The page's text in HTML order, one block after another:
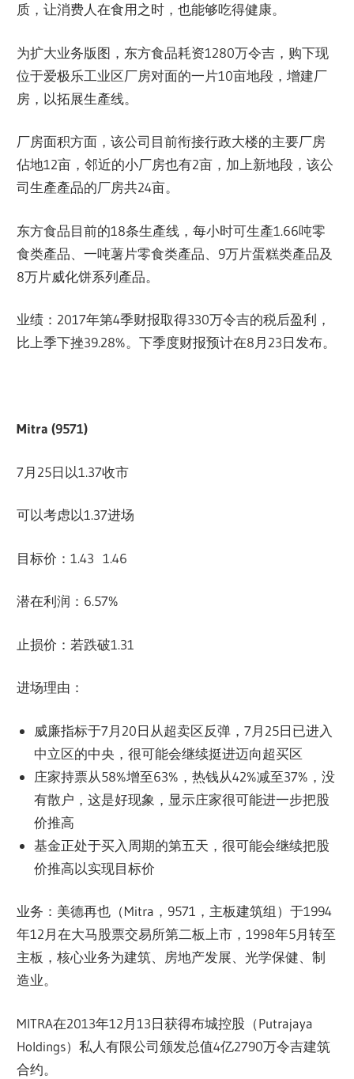
质，让消费人在食用之时，也能够吃得健康。
为扩大业务版图，东方食品耗资1280万令吉，购下现
位于爱极乐工业区厂房对面的一片10亩地段，增建厂
房，以拓展生產线。
厂房面积方面，该公司目前衔接行政大楼的主要厂房
佔地12亩，邻近的小厂房也有2亩，加上新地段，该公
司生產產品的厂房共24亩。
东方食品目前的18条生產线，每小时可生產1.66吨零
食类產品、一吨薯片零食类產品、9万片蛋糕类產品及
8万片威化饼系列產品。
业绩：2017年第4季财报取得330万令吉的税后盈利，
比上季下挫39.28%。下季度财报预计在8月23日发布。
Mitra (9571)
7月25日以1.37收市
可以考虑以1.37进场
目标价：1.43 1.46
潜在利润：6.57%
止损价：若跌破1.31
进场理由：
威廉指标于7月20日从超卖区反弹，7月25日已进入
中立区的中央，很可能会继续挺进迈向超买区
庄家持票从58%增至63%，热钱从42%减至37%，没
有散户，这是好现象，显示庄家很可能进一步把股
价推高
基金正处于买入周期的第五天，很可能会继续把股
价推高以实现目标价
业务：美德再也（Mitra，9571，主板建筑组）于1994
年12月在大马股票交易所第二板上市，1998年5月转至
主板，核心业务为建筑、房地产发展、光学保健、制
造业。
MITRA在2013年12月13日获得布城控股（Putrajaya
Holdings）私人有限公司颁发总值4亿2790万令吉建筑
合约。